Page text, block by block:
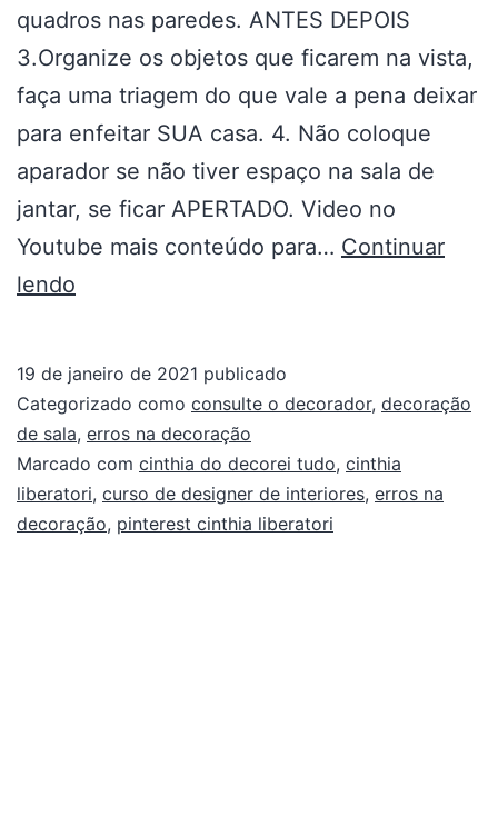
quadros nas paredes. ANTES DEPOIS
3.Organize os objetos que ficarem na vista,
faça uma triagem do que vale a pena deixar
para enfeitar SUA casa. 4. Não coloque
aparador se não tiver espaço na sala de
jantar, se ficar APERTADO. Video no
Youtube mais conteúdo para… Continuar
lendo
19 de janeiro de 2021 publicado
Categorizado como consulte o decorador, decoração
de sala, erros na decoração
Marcado com cinthia do decorei tudo, cinthia
liberatori, curso de designer de interiores, erros na
decoração, pinterest cinthia liberatori